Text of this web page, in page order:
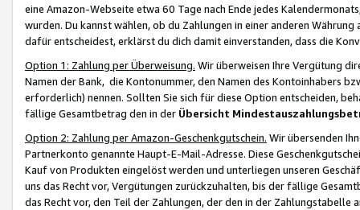
eine Amazon-Webseite etwa 60 Tage nach Ende jedes
wurden. Du kannst wählen, ob du Zahlungen in einer anderen
dafür entscheidest, erklärst du dich damit einverstanden, dass die
Option 1: Zahlung per Überweisung. Wir überweisen Ihre Vergütung
Namen der Bank, die Kontonummer, den Namen des Kontoinhabers
erforderlich) nennen. Sollten Sie sich für diese Option entscheiden,
fällige Gesamtbetrag den in der Übersicht
Option 2: Zahlung per Amazon-Geschenkgutschein. Wir übersenden
Partnerkonto genannte Haupt-E-Mail-Adresse. Diese
Kauf von Produkten eingelöst werden und unterliegen unseren
uns das Recht vor, Vergütungen zurückzuhalten, bis der fällige
das Recht vor, den Teil der Zahlungen, der den in der